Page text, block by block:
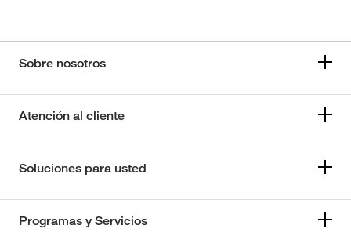
Sobre nosotros
Atención al cliente
Soluciones para usted
Programas y Servicios